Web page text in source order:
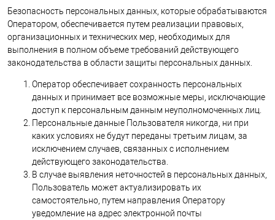
Безопасность персональных данных, которые обрабатываются
Оператором, обеспечивается путем реализации правовых,
организационных и технических мер, необходимых для
выполнения в полном объеме требований действующего
законодательства в области защиты персональных данных.
Оператор обеспечивает сохранность персональных
данных и принимает все возможные меры, исключающие
доступ к персональным данным неуполномоченных лиц.
Персональные данные Пользователя никогда, ни при
каких условиях не будут переданы третьим лицам, за
исключением случаев, связанных с исполнением
действующего законодательства.
В случае выявления неточностей в персональных данных,
Пользователь может актуализировать их
самостоятельно, путем направления Оператору
уведомление на адрес электронной почты